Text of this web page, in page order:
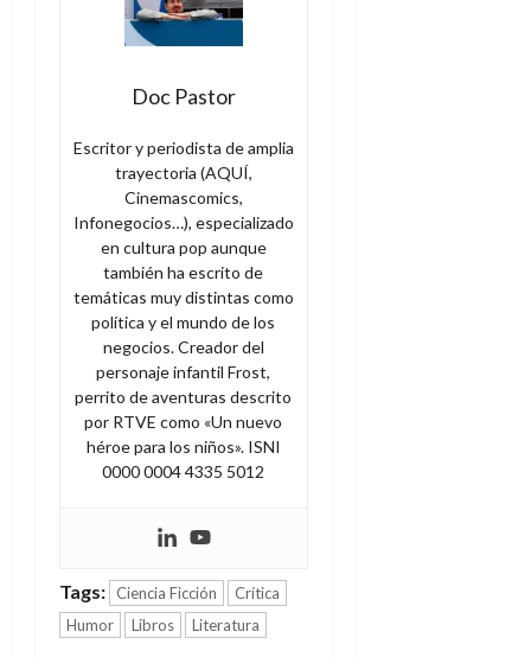
Doc Pastor
Escritor y periodista de amplia
trayectoria (AQUÍ,
Cinemascomics,
Infonegocios…), especializado
en cultura pop aunque
también ha escrito de
temáticas muy distintas como
política y el mundo de los
negocios. Creador del
personaje infantil Frost,
perrito de aventuras descrito
por RTVE como «Un nuevo
héroe para los niños». ISNI
0000 0004 4335 5012
Tags: Ciencia Ficción
Crítica
Humor
Libros Literatura